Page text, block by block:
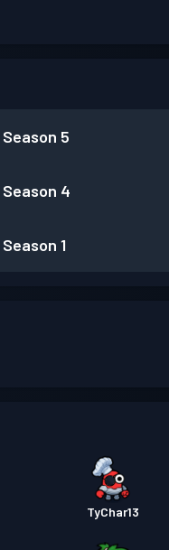
Season 5
Season 4
Season 1
TyChar13